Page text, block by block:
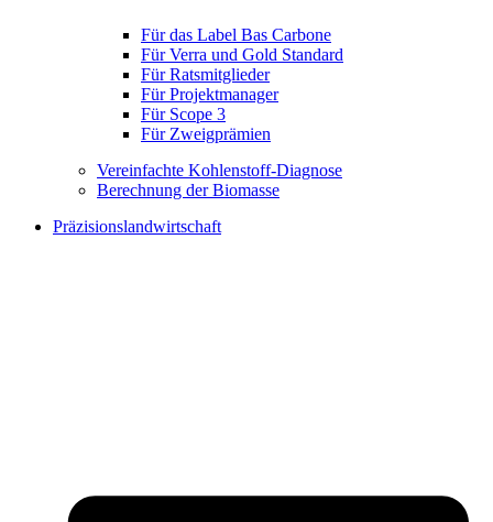
Für das Label Bas Carbone
Für Verra und Gold Standard
Für Ratsmitglieder
Für Projektmanager
Für Scope 3
Für Zweigprämien
Vereinfachte Kohlenstoff-Diagnose
Berechnung der Biomasse
Präzisionslandwirtschaft